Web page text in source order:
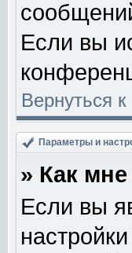
Если вы
Вернуться
Параметры и
» Как
Если вы